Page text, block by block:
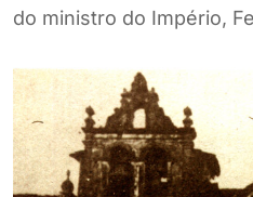
do ministro do Império,